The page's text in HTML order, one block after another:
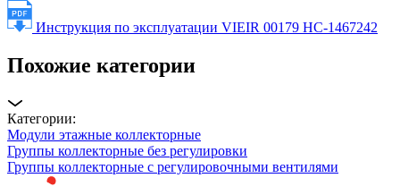
Инструкция по эксплуатации VIEIR 00179 НС-1467242
Похожие категории
Категории:
Модули этажные коллекторные
Группы коллекторные без регулировки
Группы коллекторные с регулировочными вентилями